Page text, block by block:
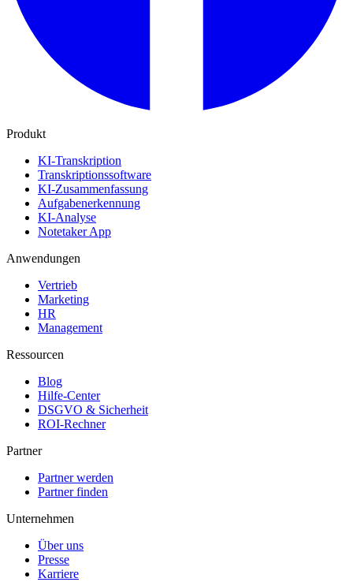
Produkt
KI-Transkription
Transkriptionssoftware
KI-Zusammenfassung
Aufgabenerkennung
KI-Analyse
Notetaker App
Anwendungen
Vertrieb
Marketing
HR
Management
Ressourcen
Blog
Hilfe-Center
DSGVO & Sicherheit
ROI-Rechner
Partner
Partner werden
Partner finden
Unternehmen
Über uns
Presse
Karriere